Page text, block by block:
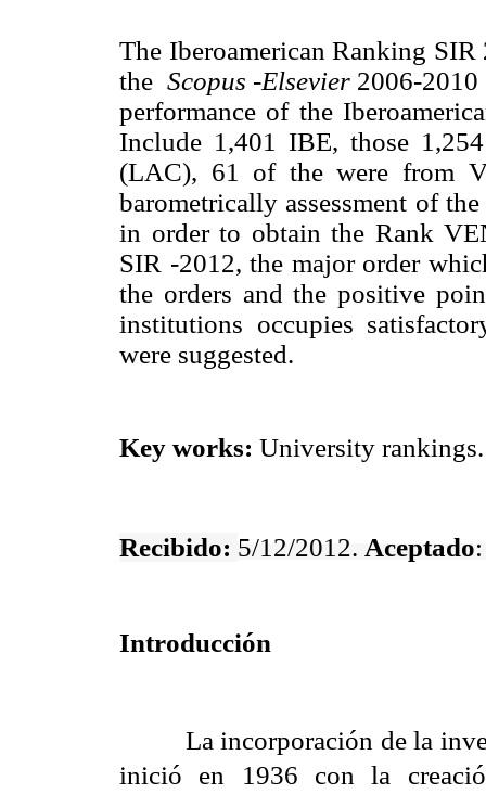
The Iberoamerican Ranking
the Scopus -Elsevier 2006-2010
performance of the
Include 1,401 IBE, those
(LAC), 61 of the were from
barometrically assessment of
in order to obtain the Rank
SIR -2012, the major order
the orders and the positive
institutions occupies
were suggested.
Key works: University
Recibido: 5/12/2012. Aceptado
Introducción
La incorporación de la
inició en 1936 con la